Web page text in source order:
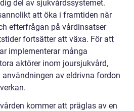
del av sjukvårdssystemet.
att öka i framtiden när
efterfrågan på vårdinsatser
fortsätter att växa. För att
implementerar många
aktörer inom joursjukvård,
användningen av eldrivna fordon
kommer att präglas av en